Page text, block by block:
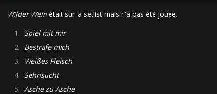
Wilder Wein était sur la setlist mais n'a pas été jouée.
1. Spiel mit mir
2. Bestrafe mich
3.
Weißes Fleisch
4. Sehnsucht
5. Asche zu Asche